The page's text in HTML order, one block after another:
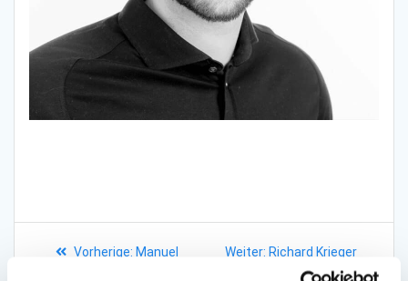
Vorherige: Vorheriger
Manuel
Weiter: Nächster
Beitrag:
Richard Krieger